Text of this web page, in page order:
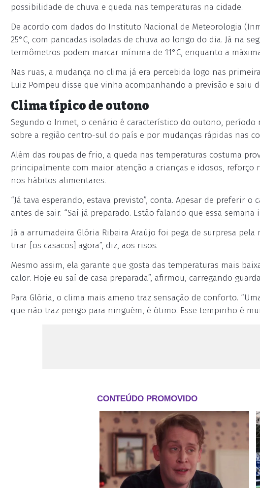
possibilidade de chuva e queda nas temperaturas na cidade.
De acordo com dados do Instituto Nacional de Meteorologia
25°C, com pancadas isoladas de chuva ao longo do dia. Já na
termômetros podem marcar mínima de 11°C, enquanto a
Nas ruas, a mudança no clima já era percebida logo nas
Luiz Pompeu disse que vinha acompanhando a previsão e saiu
Clima típico de outono
Segundo o Inmet, o cenário é característico do outono, período
sobre a região centro-sul do país e por mudanças rápidas nas
Além das roupas de frio, a queda nas temperaturas costuma
principalmente com maior atenção a crianças e idosos, reforço
nos hábitos alimentares.
“Já tava esperando, estava previsto”, conta. Apesar de preferir
antes de sair. “Saí já preparado. Estão falando que essa semana
Já a arrumadeira Glória Ribeira Araújo foi pega de surpresa
tirar [os casacos] agora”, diz, aos risos.
Mesmo assim, ela garante que gosta das temperaturas mais
calor. Hoje eu saí de casa preparada”, afirmou, carregando
Para Glória, o clima mais ameno traz sensação de conforto.
que não traz perigo para ninguém, é ótimo. Esse tempinho é